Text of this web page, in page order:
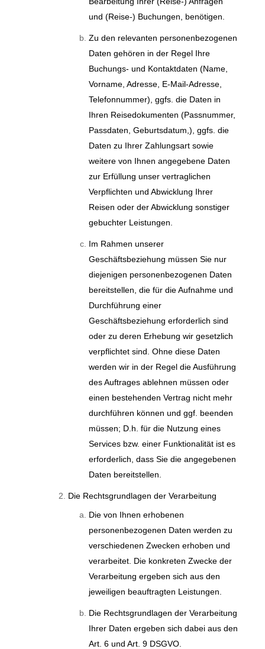
und (Reise-) Buchungen, benötigen.
Zu den relevanten personenbezogenen
Daten gehören in der Regel Ihre
Buchungs- und Kontaktdaten (Name,
Vorname, Adresse, E-Mail-Adresse,
Telefonnummer), ggfs. die Daten in
Ihren Reisedokumenten (Passnummer,
Passdaten, Geburtsdatum,), ggfs. die
Daten zu Ihrer Zahlungsart sowie
weitere von Ihnen angegebene Daten
zur Erfüllung unser vertraglichen
Verpflichten und Abwicklung Ihrer
Reisen oder der Abwicklung sonstiger
gebuchter Leistungen.
Im Rahmen unserer
Geschäftsbeziehung müssen Sie nur
diejenigen personenbezogenen Daten
bereitstellen, die für die Aufnahme und
Durchführung einer
Geschäftsbeziehung erforderlich sind
oder zu deren Erhebung wir gesetzlich
verpflichtet sind. Ohne diese Daten
werden wir in der Regel die Ausführung
des Auftrages ablehnen müssen oder
einen bestehenden Vertrag nicht mehr
durchführen können und ggf. beenden
müssen; D.h. für die Nutzung eines
Services bzw. einer Funktionalität ist es
erforderlich, dass Sie die angegebenen
Daten bereitstellen.
Die Rechtsgrundlagen der Verarbeitung
Die von Ihnen erhobenen
personenbezogenen Daten werden zu
verschiedenen Zwecken erhoben und
verarbeitet. Die konkreten Zwecke der
Verarbeitung ergeben sich aus den
jeweiligen beauftragten Leistungen.
Die Rechtsgrundlagen der Verarbeitung
Ihrer Daten ergeben sich dabei aus den
Art. 6 und Art. 9 DSGVO.